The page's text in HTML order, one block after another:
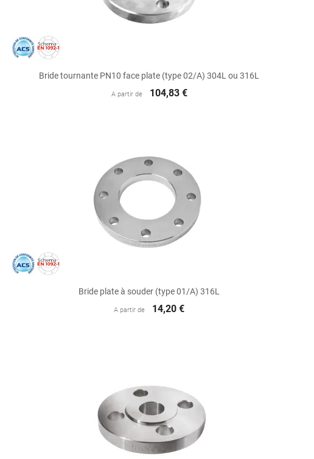
Aperçu rapide
Bride tournante PN10 face plate (type 02/A) 304L ou 316L
A partir de 104,83 €
 Aperçu rapide
Bride plate à souder (type 01/A) 316L
A partir de 14,20 €